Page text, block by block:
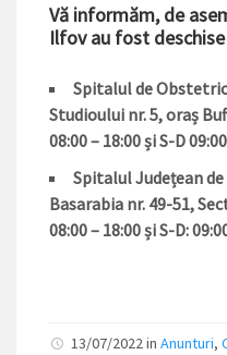
Vă informăm, de
Ilfov au fost
Spitalul de
Studioului nr. 5, oraș
08:00 – 18:00 și S-D
Spitalul Județean
Basarabia nr. 49-51,
08:00 – 18:00 și S-D:
13/07/2022in Anunturi,